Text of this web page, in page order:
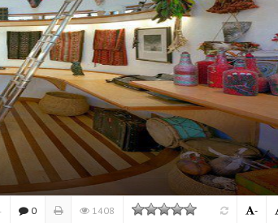
0 1408 -